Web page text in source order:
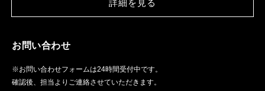
詳細を見る
お問い合わせ
※お問い合わせフォームは24時間受付中です。
確認後、担当よりご連絡させていただきます。